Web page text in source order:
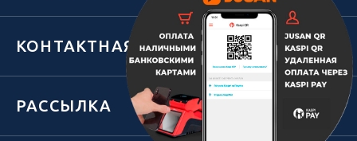
КОНТАКТНАЯ ИНФОРМАЦИЯ
РАССЫЛКА